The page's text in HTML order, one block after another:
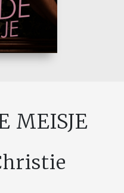
MEISJE